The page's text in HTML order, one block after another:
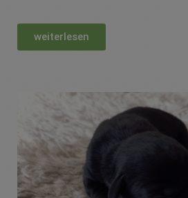
weiterlesen